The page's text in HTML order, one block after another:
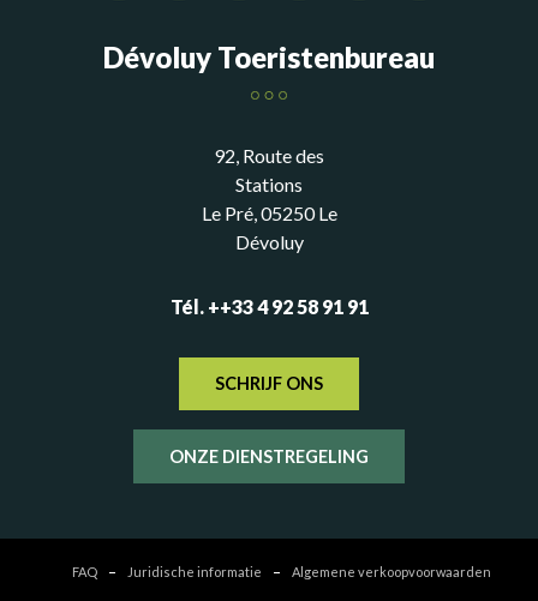
Dévoluy Toeristenbureau
92, Route des
Stations
Le Pré, 05250 Le
Dévoluy
Tél. ++33 4 92 58 91 91
SCHRIJF ONS
ONZE DIENSTREGELING
FAQ Juridische informatie Algemene verkoopvoorwaarden